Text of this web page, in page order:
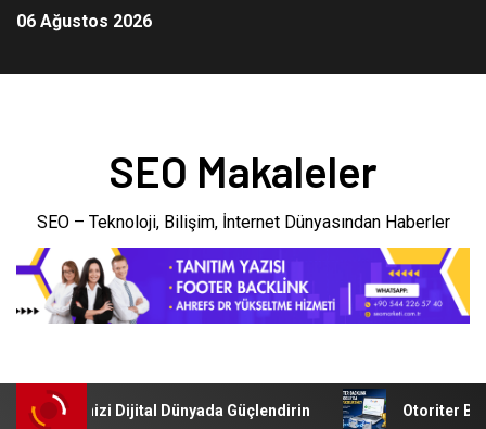
06 Ağustos 2026
SEO Makaleler
SEO – Teknoloji, Bilişim, İnternet Dünyasından Haberler
İşletmenizi Dijital Dünyada Güçlendirin Otoriter